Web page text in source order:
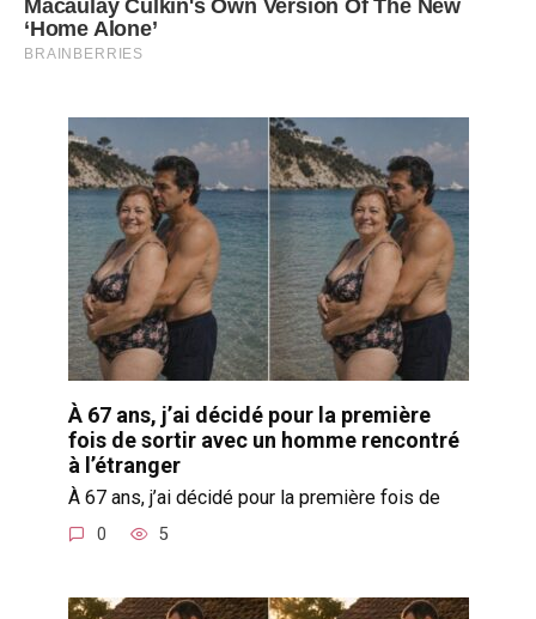
À 67 ans, j’ai décidé pour la première
fois de sortir avec un homme rencontré
à l’étranger
À 67 ans, j’ai décidé pour la première fois de
0 5